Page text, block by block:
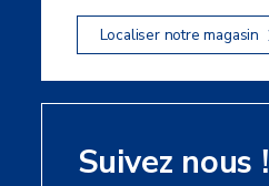
Localiser notre magasin
Suivez nous !